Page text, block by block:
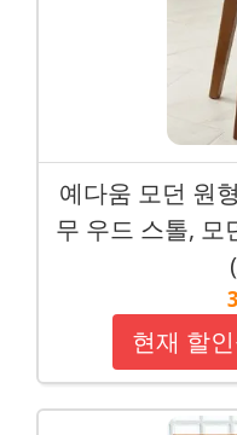
예다움 모던 원
무 우드 스톨, 모
현재 할